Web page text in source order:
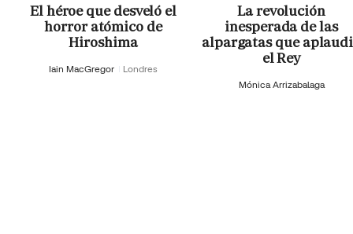
El héroe que desveló el
horror atómico de
Hiroshima
Iain MacGregor Londres
La revolución
inesperada de las
alpargatas que
el Rey
Mónica Arrizabalaga